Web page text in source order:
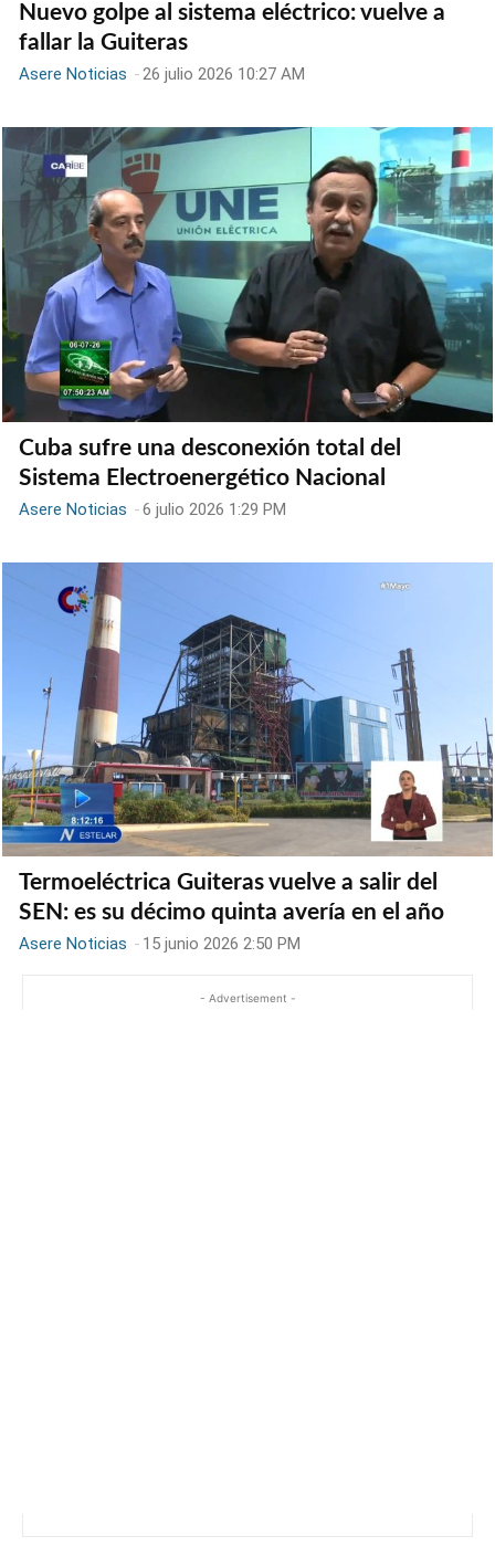
Nuevo golpe al sistema eléctrico: vuelve a
fallar la Guiteras
Asere Noticias -26 julio 2026 10:27 AM
Cuba sufre una desconexión total del
Sistema Electroenergético Nacional
Asere Noticias -6 julio 2026 1:29 PM
Termoeléctrica Guiteras vuelve a salir del
SEN: es su décimo quinta avería en el año
Asere Noticias - 15 junio 2026 2:50 PM
- Advertisement -